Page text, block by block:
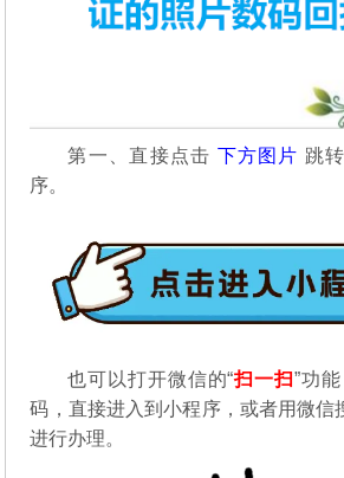
第一、直接点击 下方图片 跳
序。
也可以打开微信的“扫一扫”功
码，直接进入到小程序，或者用微信
进行办理。